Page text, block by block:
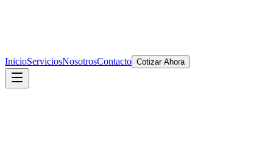
InicioServiciosNosotrosContacto Cotizar Ahora